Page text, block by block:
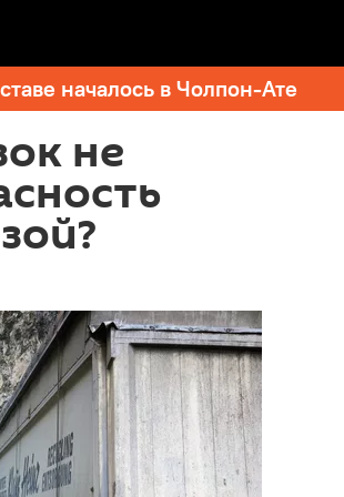
началось в Чолпон-Ате
не